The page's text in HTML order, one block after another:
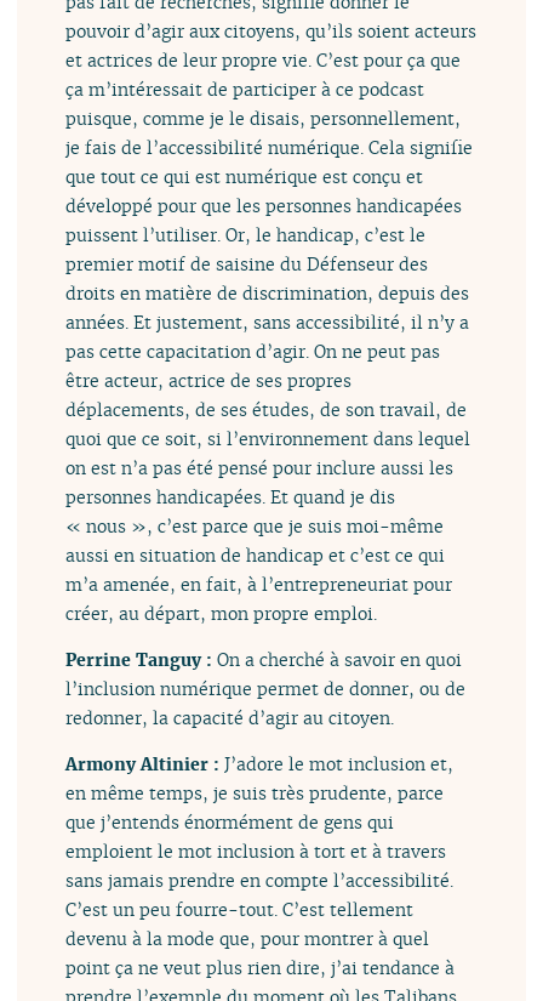
pouvoir d’agir aux citoyens, qu’ils soient acteurs
et actrices de leur propre vie. C’est pour ça que
ça m’intéressait de participer à ce podcast
puisque, comme je le disais, personnellement,
je fais de l’accessibilité numérique. Cela signifie
que tout ce qui est numérique est conçu et
développé pour que les personnes handicapées
puissent l’utiliser. Or, le handicap, c’est le
premier motif de saisine du Défenseur des
droits en matière de discrimination, depuis des
années. Et justement, sans accessibilité, il n’y a
pas cette capacitation d’agir. On ne peut pas
être acteur, actrice de ses propres
déplacements, de ses études, de son travail, de
quoi que ce soit, si l’environnement dans lequel
on est n’a pas été pensé pour inclure aussi les
personnes handicapées. Et quand je dis
« nous », c’est parce que je suis moi-même
aussi en situation de handicap et c’est ce qui
m’a amenée, en fait, à l’entrepreneuriat pour
créer, au départ, mon propre emploi.
Perrine Tanguy :On a cherché à savoir en quoi
l’inclusion numérique permet de donner, ou de
redonner, la capacité d’agir au citoyen.
Armony Altinier :J’adore le mot inclusion et,
en même temps, je suis très prudente, parce
que j’entends énormément de gens qui
emploient le mot inclusion à tort et à travers
sans jamais prendre en compte l’accessibilité.
C’est un peu fourre-tout. C’est tellement
devenu à la mode que, pour montrer à quel
point ça ne veut plus rien dire, j’ai tendance à